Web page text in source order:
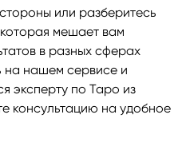
или разберитесь
мешает вам
в разных сферах
на нашем сервисе и
эксперту по Таро из
консультацию на удобное